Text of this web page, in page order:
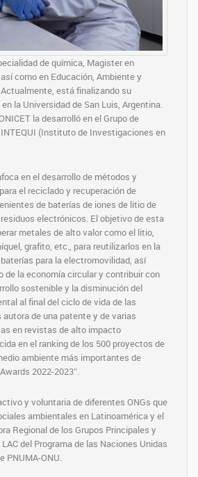
de química, Magister en
como en Educación, Ambiente y
está finalizando su
la Universidad de San Luis, Argentina.
la desarrolló en el Grupo de
(Instituto de Investigaciones en
en el desarrollo de métodos y
el reciclado y recuperación de
de baterías de iones de litio de
electrónicos. El objetivo de esta
metales de alto valor como el litio,
grafito, etc., para reutilizarlos en la
para la electromovilidad, así
de la economía circular y contribuir con
sostenible y la disminución del
al final del ciclo de vida de las
de una patente y de varias
en revistas de alto impacto
en el ranking de los 500 proyectos de
ambiente más importantes de
2022-2023″.
y voluntaria de diferentes ONGs que
ambientales en Latinoamérica y el
Regional de los Grupos Principales y
del Programa de las Naciones Unidas
PNUMA-ONU.